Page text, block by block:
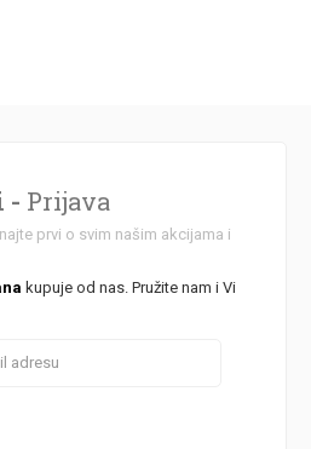
- Prijava
prvi o svim našim akcijama i
kupuje od nas. Pružite nam i Vi